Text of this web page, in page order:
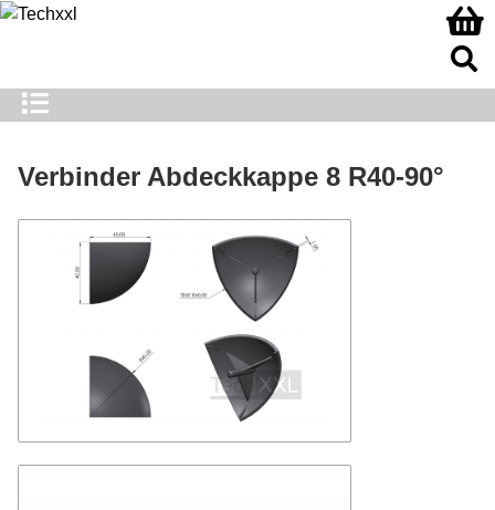
Verbinder Abdeckkappe 8 R40-90°